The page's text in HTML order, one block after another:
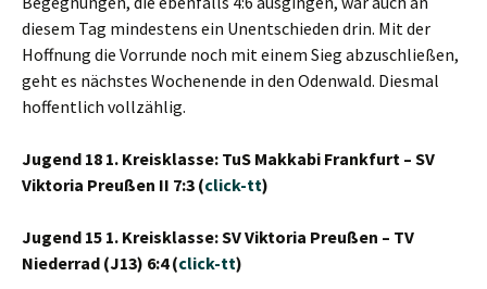
diesem Tag mindestens ein Unentschieden drin. Mit der
Hoffnung die Vorrunde noch mit einem Sieg abzuschließen,
geht es nächstes Wochenende in den Odenwald. Diesmal
hoffentlich vollzählig.
Jugend 18 1. Kreisklasse: TuS Makkabi Frankfurt – SV
Viktoria Preußen II 7:3 (click-tt)
Jugend 15 1. Kreisklasse: SV Viktoria Preußen – TV
Niederrad (J13) 6:4 (click-tt)